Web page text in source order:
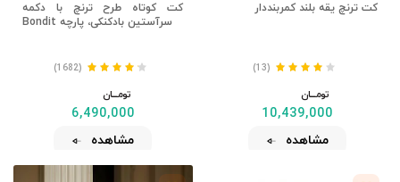
کت ترنچ یقه بلند کمربنددار
(13)
تومــــــان
10,439,000
مشاهده
کت کوتاه طرح ترنچ با دکمه
سرآستین بادکنکی، پارچه Bondit
(1682)
تومــــــان
6,490,000
مشاهده